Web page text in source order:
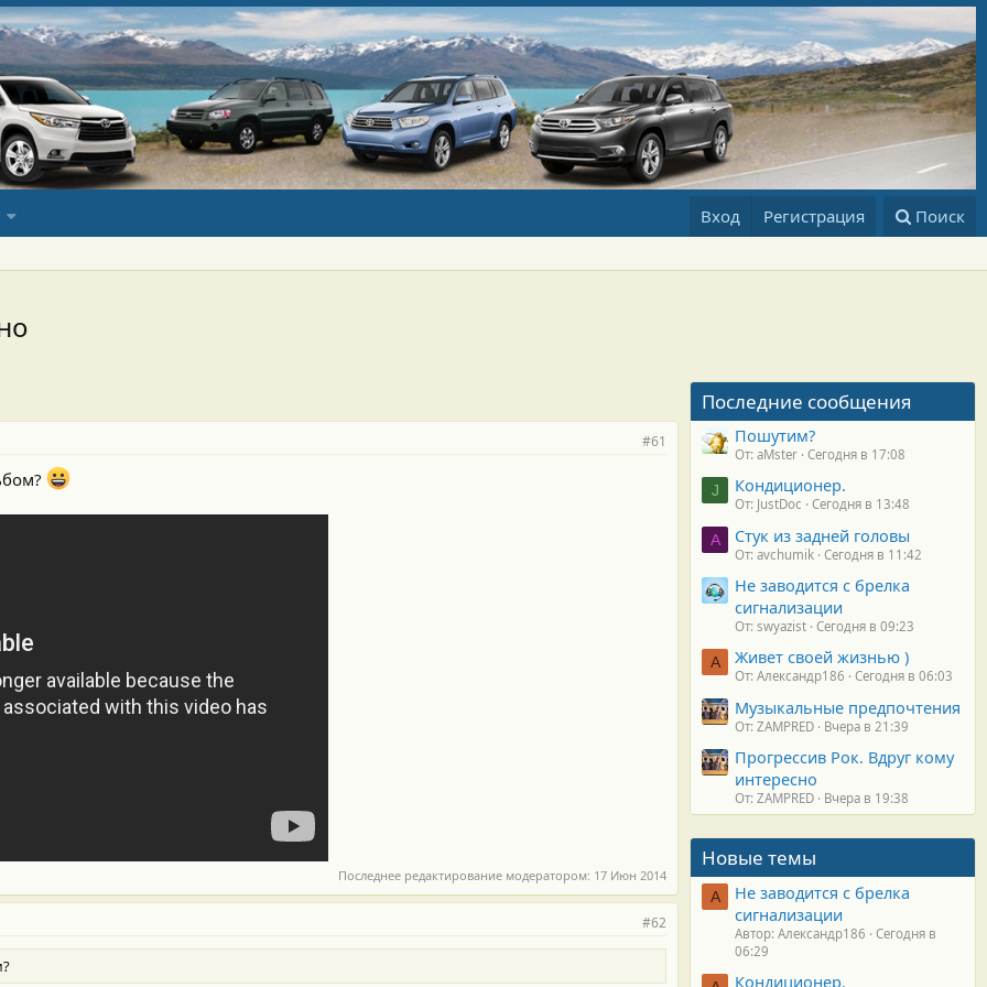
Вход Регистрация Поиск
#61
Последнее редактирование модератором: 17 Июн 2014
#62
Последние сообщения
Пошутим?
От: aMster Сегодня в 17:08
J Кондиционер.
От: JustDoc Сегодня в 13:48
A Стук из задней головы
От: avchumik Сегодня в 11:42
Не заводится с брелка
сигнализации
От: swyazist Сегодня в 09:23
А Живет своей жизнью )
От: Александр186 Сегодня в 06:03
Музыкальные предпочтения
От: ZAMPRED Вчера в 21:39
Прогрессив Рок. Вдруг кому
интересно
От: ZAMPRED Вчера в 19:38
Новые темы
А
Не заводится с брелка
сигнализации
Автор: Александр186
Сегодня в
06:29
Кондиционер.